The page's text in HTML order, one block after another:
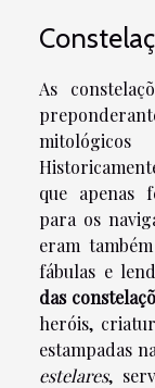
As
que apenas
para os
eram
fábulas e
das
heróis,
estampadas
estelares,